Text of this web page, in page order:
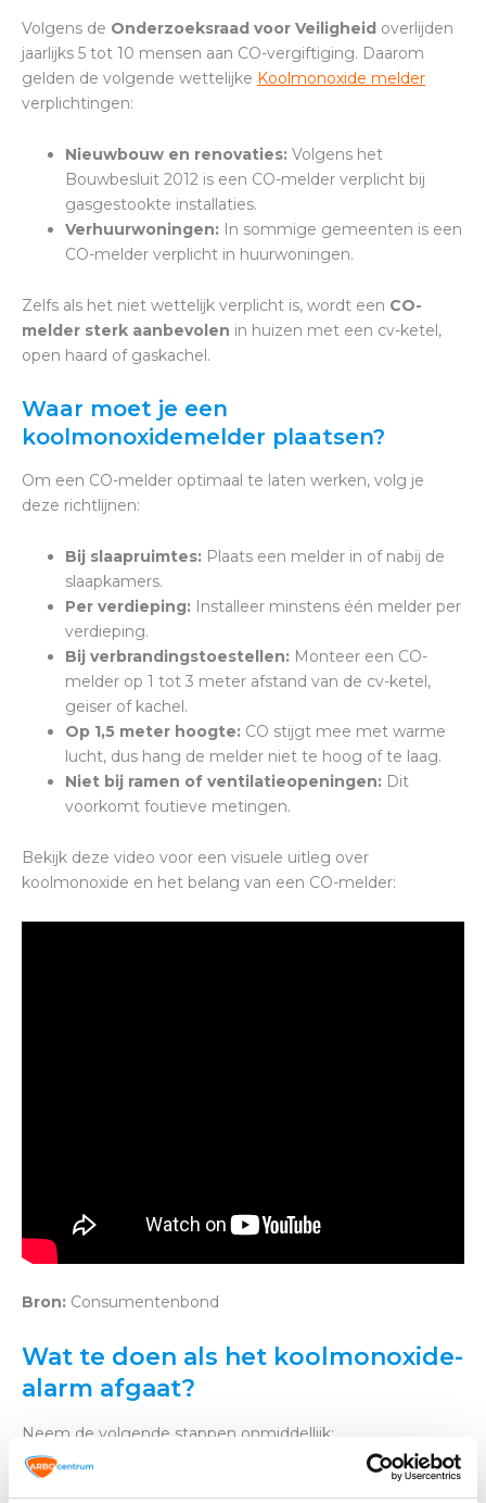
Volgens de Onderzoeksraad voor Veiligheid overlijden
jaarlijks 5 tot 10 mensen aan CO-vergiftiging. Daarom
gelden de volgende wettelijke Koolmonoxide melder
verplichtingen:
Nieuwbouw en renovaties: Volgens het
Bouwbesluit 2012 is een CO-melder verplicht bij
gasgestookte installaties.
Verhuurwoningen: In sommige gemeenten is een
CO-melder verplicht in huurwoningen.
Zelfs als het niet wettelijk verplicht is, wordt een CO-
melder sterk aanbevolen in huizen met een cv-ketel,
open haard of gaskachel.
Waar moet je een
koolmonoxidemelder plaatsen?
Om een CO-melder optimaal te laten werken, volg je
deze richtlijnen:
Bij slaapruimtes: Plaats een melder in of nabij de
slaapkamers.
Per verdieping: Installeer minstens één melder per
verdieping.
Bij verbrandingstoestellen: Monteer een CO-
melder op 1 tot 3 meter afstand van de cv-ketel,
geiser of kachel.
Op 1,5 meter hoogte: CO stijgt mee met warme
lucht, dus hang de melder niet te hoog of te laag.
Niet bij ramen of ventilatieopeningen: Dit
voorkomt foutieve metingen.
Bekijk deze video voor een visuele uitleg over
koolmonoxide en het belang van een CO-melder:
Bron: Consumentenbond
Wat te doen als het koolmonoxide-
alarm afgaat?
Neem de volgende stappen onmiddellijk:
en ga naar frisse lucht.